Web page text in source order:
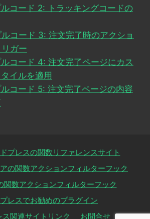
コード 2: トラッキングコードの
コード 3: 注文完了時のアクショ
ガー
コード 4: 注文完了ページにカス
イルを適用
コード 5: 注文完了ページの内容
プレスの関数リファレンスサイト
の関数アクションフィルターフック
関数アクションフィルターフック
レスでお勧めのプラグイン
ス関連サイトリンク
お問合せ